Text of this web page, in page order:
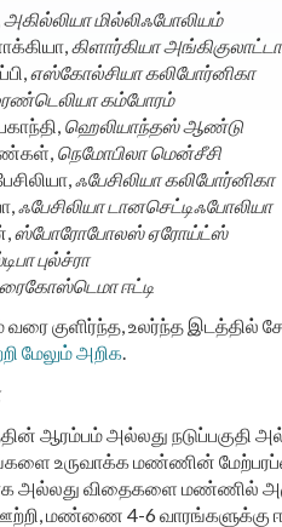
அகில்லியா மில்லிஃபோலியம்
கிளார்கியா
எஸ்கோல்சியா கலிபோர்னிகா
கம்போரம்
ஹெலியாந்தஸ் ஆண்டு
நெமோபிலா மென்சீசி
ஃபேசிலியா கலிபோர்னிகா
ஃபேசிலியா டானசெட்டிஃபோலியா
ஸ்போரோபோலஸ் ஏரோய்ட்ஸ்
புல்ச்ரா
ஈட்டி
குளிர்ந்த, உலர்ந்த இடத்தில்
மேலும் அறிக.
ஆரம்பம் அல்லது நடுப்பகுதி
உருவாக்க மண்ணின்
அல்லது விதைகளை மண்ணில்
மண்ணை 4-6 வாரங்களுக்கு